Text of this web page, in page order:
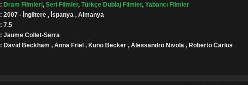
: Dram Filmleri, Seri Filmler, Türkçe Dublaj Filmler, Yabancı Filmler
: 2007 - İngiltere , İspanya , Almanya
: 7.5
: Jaume Collet-Serra
: David Beckham , Anna Friel , Kuno Becker , Alessandro Nivola , Roberto Carlos